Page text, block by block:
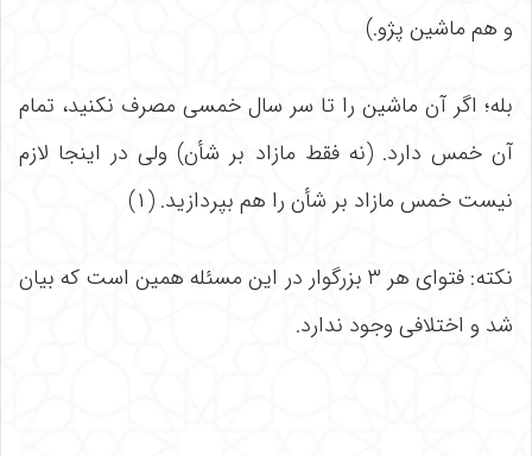
و هم ماشین پژو.)
بله؛ اگر آن ماشین را تا سر سال خمسی مصرف نکنید، تمام
آن خمس دارد. (نه فقط مازاد بر شأن) ولی در اینجا لازم
نیست خمس مازاد بر شأن را هم بپردازید. (۱)
نکته: فتوای هر ۳ بزرگوار در این مسئله همین است که بیان
شد و اختلافی وجود ندارد.